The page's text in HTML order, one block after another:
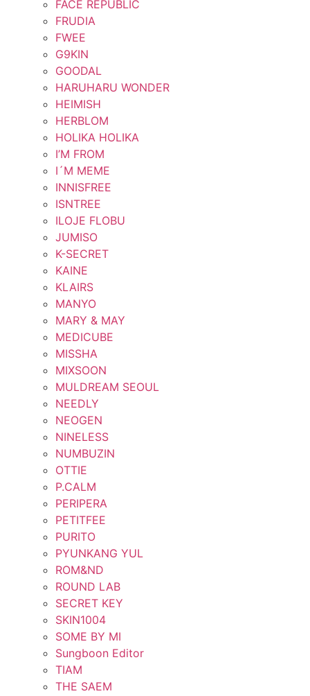
FACE REPUBLIC
FRUDIA
FWEE
G9KIN
GOODAL
HARUHARU WONDER
HEIMISH
HERBLOM
HOLIKA HOLIKA
I’M FROM
I´M MEME
INNISFREE
ISNTREE
ILOJE FLOBU
JUMISO
K-SECRET
KAINE
KLAIRS
MANYO
MARY & MAY
MEDICUBE
MISSHA
MIXSOON
MULDREAM SEOUL
NEEDLY
NEOGEN
NINELESS
NUMBUZIN
OTTIE
P.CALM
PERIPERA
PETITFEE
PURITO
PYUNKANG YUL
ROM&ND
ROUND LAB
SECRET KEY
SKIN1004
SOME BY MI
Sungboon Editor
TIAM
THE SAEM